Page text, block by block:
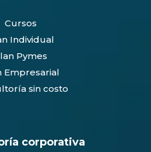
Cursos
Individual
Pymes
Empresarial
sin costo
corporativa